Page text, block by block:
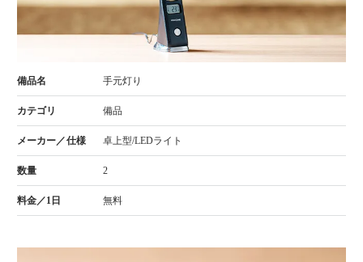
手元灯り
備品
卓上型/LEDライト
2
無料